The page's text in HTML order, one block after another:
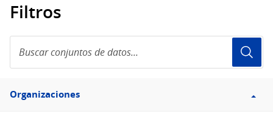
Filtros
conjuntos
de
Filtro
Organizaciones
Organizaciones